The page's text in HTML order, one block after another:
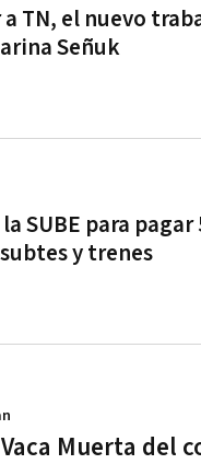
TN, el nuevo
Señuk
SUBE para pagar
y trenes
Muerta del